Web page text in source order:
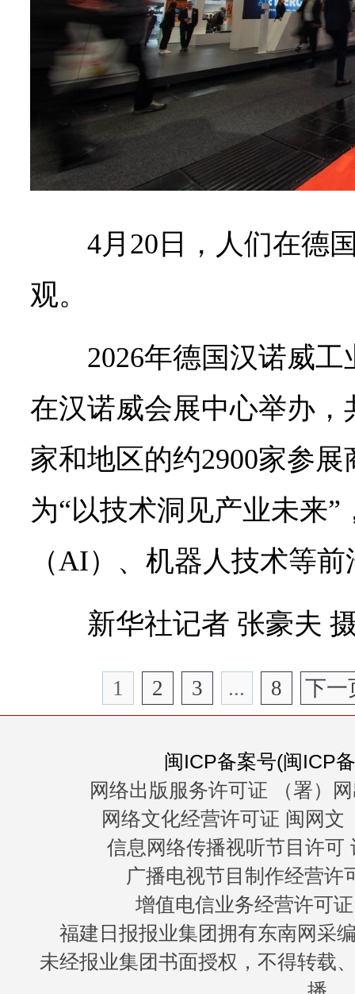
4月20日，人们在德
观。
2026年德国汉诺威
在汉诺威会展中心举办，
家和地区的约2900家参
为“以技术洞见产业未来
（AI）、机器人技术等
新华社记者 张豪夫
1 2 3 ... 8 下一
闽ICP备案号(闽ICP
网络出版服务许可证 （署）
网络文化经营许可证 闽网文
信息网络传播视听节目许可
广播电视节目制作经营许
增值电信业务经营许可
福建日报报业集团拥有东南网采
未经报业集团书面授权，不得转载